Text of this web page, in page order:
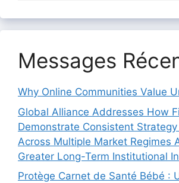
Messages
Why Online Communities Value
Global Alliance Addresses How
Demonstrate Consistent
Across Multiple Market Regimes
Greater Long-Term Institutional
Protège Carnet de Santé Bébé :